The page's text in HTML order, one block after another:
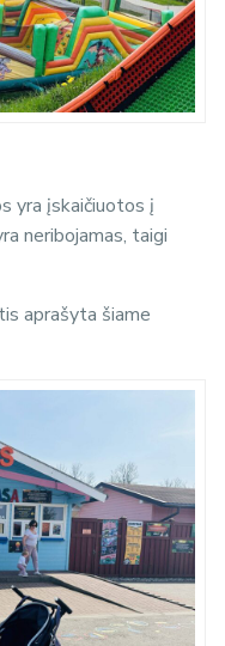
yra įskaičiuotos į
neribojamas, taigi
aprašyta šiame